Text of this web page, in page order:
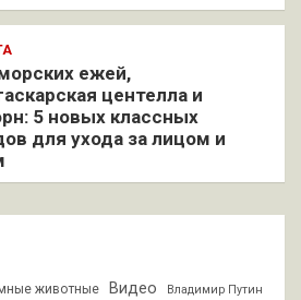
ежей,
центелла и
5 новых классных
для ухода за лицом и
животные Видео Владимир Путин